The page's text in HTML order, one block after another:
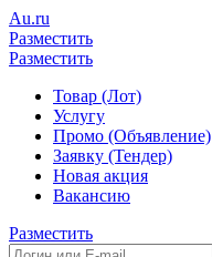
Au.ru
Разместить
Разместить
Товар (Лот)
Услугу
Промо (Объявление)
Заявку (Тендер)
Новая акция
Вакансию
Разместить